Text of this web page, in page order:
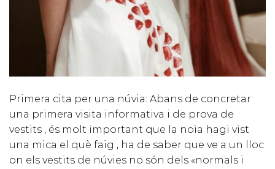
Primera cita per una núvia: Abans de concretar
una primera visita informativa i de prova de
vestits , és molt important que la noia hagi vist
una mica el què faig , ha de saber que ve a un lloc
on els vestits de núvies no són dels «normals i